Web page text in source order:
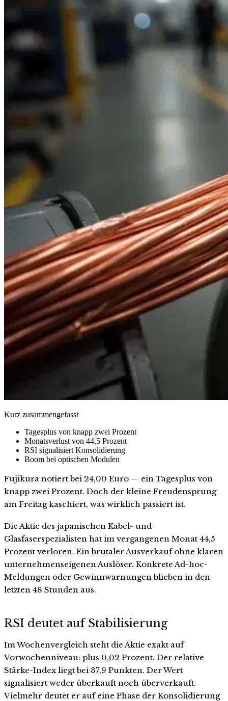
Kurz zusammengefasst
Tagesplus von knapp zwei Prozent
Monatsverlust von 44,5 Prozent
RSI signalisiert Konsolidierung
Boom bei optischen Modulen
Fujikura notiert bei 24,00 Euro — ein Tagesplus von
knapp zwei Prozent. Doch der kleine Freudensprung
am Freitag kaschiert, was wirklich passiert ist.
Die Aktie des japanischen Kabel- und
Glasfaserspezialisten hat im vergangenen Monat 44,5
Prozent verloren. Ein brutaler Ausverkauf ohne klaren
unternehmenseigenen Auslöser. Konkrete Ad-hoc-
Meldungen oder Gewinnwarnungen blieben in den
letzten 48 Stunden aus.
RSI deutet auf Stabilisierung
Im Wochenvergleich steht die Aktie exakt auf
Vorwochenniveau: plus 0,02 Prozent. Der relative
Stärke-Index liegt bei 37,9 Punkten. Der Wert
signalisiert weder überkauft noch überverkauft.
Vielmehr deutet er auf eine Phase der Konsolidierung